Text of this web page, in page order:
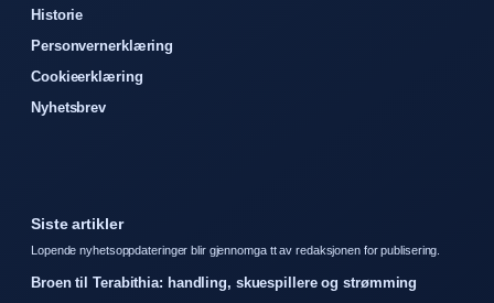
Historie
Personvernerklæring
Cookieerklæring
Nyhetsbrev
Siste artikler
Lopende nyhetsoppdateringer blir gjennomga tt av redaksjonen for publisering.
Broen til Terabithia: handling, skuespillere og strømming